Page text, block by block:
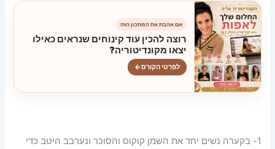
אם אהבת את המתכון הזה
רוצה להכין עוד קינוחים שנראים כאילו
יצאו מקונדיטוריה?
לפרטי הקורס←
1- בקערה נשים יחד את השמן קוקוס והסוכר ונערבב היטב כדי